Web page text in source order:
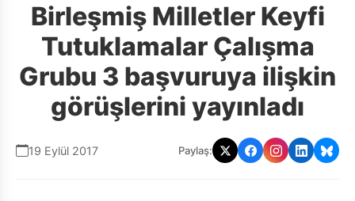
Birleşmiş Milletler Keyfi
Tutuklamalar Çalışma
Grubu 3 başvuruya ilişkin
görüşlerini yayınladı
19 Eylül 2017 Paylaş: